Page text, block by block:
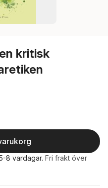
kritisk
8 vardagar. Fri frakt över